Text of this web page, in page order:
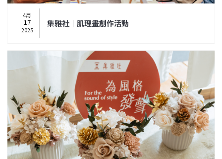
4月
17
2025
集雅社｜肌理畫創作活動